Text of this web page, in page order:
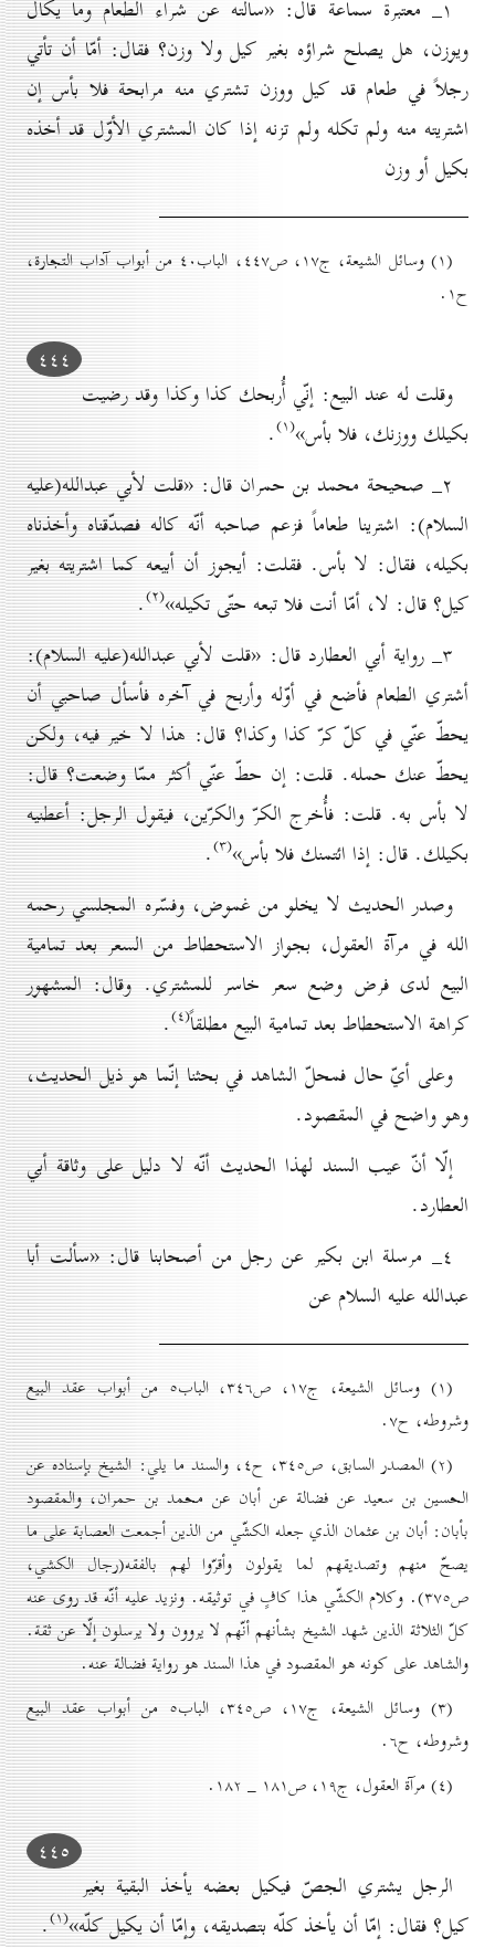
۱_ معتبرة سماعة قال: «سألته عن شراء الطعام وما يكال
ويوزن، هل يصلح شراؤه بغير كيل ولا وزن؟ فقال: أمّا أن تأتي
رجلاً في طعام قد كيل ووزن تشتري منه مرابحة فلا بأس إن
اشتريته منه ولم تكله ولم تزنه إذا كان المشتري الأوّل قد أخذه
بكيل أو وزن
(۱) وسائل الشيعة، ج۱۷، ص٤٤۷، الباب٤٠ من أبواب آداب التجارة،
ح۱.
٤٤٤
وقلت له عند البيع: إنّي أُربحك كذا وكذا وقد رضيت
بكيلك ووزنك، فلا بأس»(۱) .
۲_ صحيحة محمد بن حمران قال: «قلت لأبي عبدالله(عليه
السلام): اشترينا طعاماً فزعم صاحبه أنّه كاله فصدّقناه وأخذناه
بكيله، فقال: لا بأس. فقلت: أيجوز أن أبيعه كما اشتريته بغير
كيل؟ قال: لا، أمّا أنت فلا تبعه حتّى تكيله»(۲) .
۳_ رواية أبي العطارد قال: «قلت لأبي عبدالله(عليه السلام):
أشتري الطعام فأضع في أوّله وأربح في آخره فأسأل صاحبي أن
يحطّ عنّي في كلّ كرّ كذا وكذا؟ قال: هذا لا خير فيه، ولكن
يحطّ عنك حمله. قلت: إن حطّ عنّي أكثر ممّا وضعت؟ قال:
لا بأس به. قلت: فأُخرج الكرّ والكرّين، فيقول الرجل: أعطنيه
بكيلك. قال: إذا ائتمنك فلا بأس»(۳) .
وصدر الحديث لا يخلو من غموض، وفسّره المجلسي رحمه
الله في مرآة العقول، بجواز الاستحطاط من السعر بعد تمامية
البيع لدى فرض وضع سعر خاسر للمشتري. وقال: المشهور
كراهة الاستحطاط بعد تمامية البيع مطلقاً(٤) .
وعلى أيّ حال فمحلّ الشاهد في بحثنا إنّما هو ذيل الحديث،
وهو واضح في المقصود.
إلّا أنّ عيب السند لهذا الحديث أنّه لا دليل على وثاقة أبي
العطارد.
٤_ مرسلة ابن بكير عن رجل من أصحابنا قال: «سألت أبا
عبدالله عليه السلام عن
(۱) وسائل الشيعة، ج۱۷، ص۳٤٦، الباب٥ من أبواب عقد البيع
وشروطه، ح۷.
(۲) المصدر السابق، ص۳٤٥، ح٤، والسند ما يلي: الشيخ بإسناده عن
الحسين بن سعيد عن فضالة عن أبان عن محمد بن حمران، والمقصود
بأبان: أبان بن عثمان الذي جعله الكشّي من الذين أجمعت العصابة على ما
يصحّ منهم وتصديقهم لما يقولون وأقرّوا لهم بالفقه(رجال الکشي،
ص۳۷٥). وكلام الكشّي هذا كافٍ في توثيقه. ونزيد عليه أنّه قد روى عنه
كلّ الثلاثة الذين شهد الشيخ بشأنهم أنّهم لا يروون ولا يرسلون إلّا عن ثقة.
والشاهد على كونه هو المقصود في هذا السند هو رواية فضالة عنه.
(۳) وسائل الشيعة، ج۱۷، ص۳٤٥، الباب٥ من أبواب عقد البيع
وشروطه، ح٦.
(٤) مرآة العقول، ج۱۹، ص۱۸۱ _ ۱۸۲.
٤٤٥
الرجل يشتري الجصّ فيكيل بعضه يأخذ البقية بغير
كيل؟ فقال: إمّا أن يأخذ كلّه بتصديقه، وإمّا أن يكيل كلّه»(۱) .